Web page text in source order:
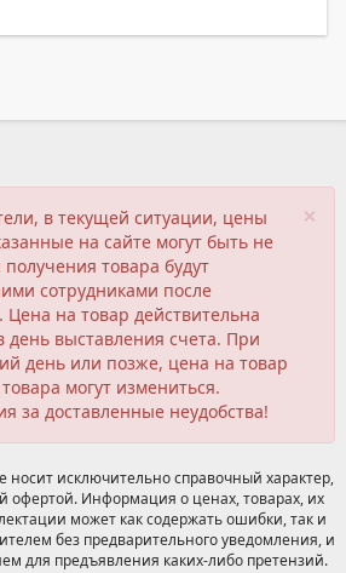
×
в текущей ситуации, цены
на сайте могут быть не
товара будут
сотрудниками после
на товар действительна
день выставления счета. При
день или позже, цена на товар
могут измениться.
за доставленные неудобства!
исключительно справочный характер,
офертой. Информация о ценах, товарах, их
может как содержать ошибки, так и
без предварительного уведомления, и
для предъявления каких-либо претензий.